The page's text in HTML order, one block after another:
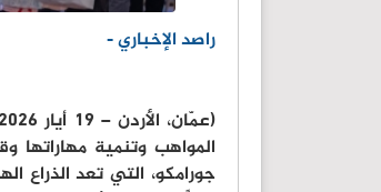
راصد الإخباري -
المواهب وتنمية مهاراتها
جورامكو، التي تعد الذراع